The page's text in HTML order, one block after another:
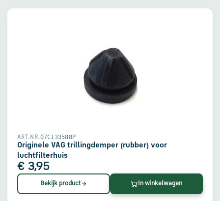
ART.NR.07C133588P
Originele VAG trillingdemper (rubber) voor
luchtfilterhuis
€ 3,95
Bekijk product In winkelwagen